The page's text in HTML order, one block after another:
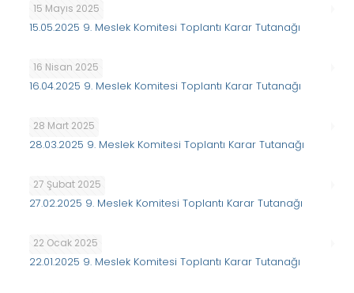
15 Mayıs 2025
15.05.2025 9. Meslek Komitesi Toplantı Karar Tutanağı
16 Nisan 2025
16.04.2025 9. Meslek Komitesi Toplantı Karar Tutanağı
28 Mart 2025
28.03.2025 9. Meslek Komitesi Toplantı Karar Tutanağı
27 Şubat 2025
27.02.2025 9. Meslek Komitesi Toplantı Karar Tutanağı
22 Ocak 2025
22.01.2025 9. Meslek Komitesi Toplantı Karar Tutanağı